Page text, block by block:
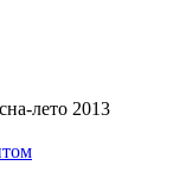
лето 2013